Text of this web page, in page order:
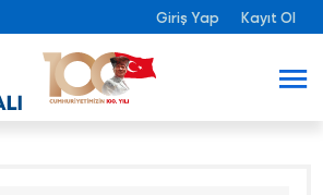
Giriş Yap Kayıt Ol